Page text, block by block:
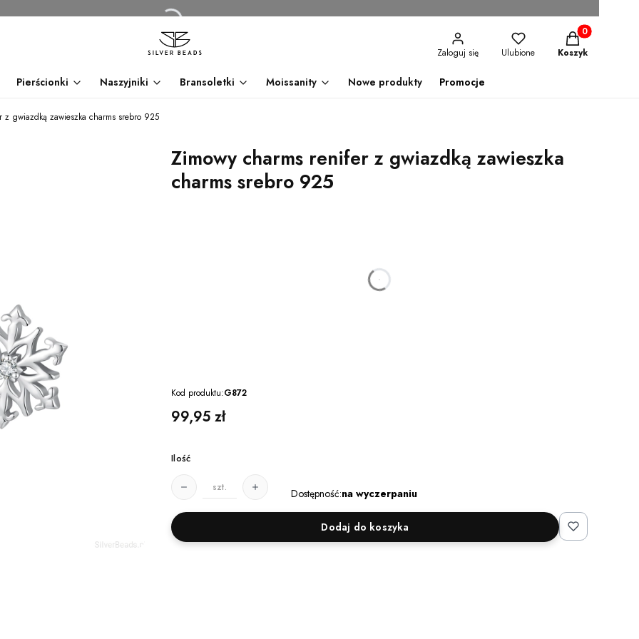
Zaloguj się Ulubione
Produkty w
Koszyk
Pierścionki Naszyjniki Bransoletki Moissanity Nowe produkty Promocje
z gwiazdką zawieszka charms srebro 925
Zimowy charms renifer z gwiazdką zawieszka
charms srebro 925
godzin
Kod produktu:G872
Cena
99,95 zł
Ilość
szt. Dostępność:na wyczerpaniu
Dodaj do koszyka